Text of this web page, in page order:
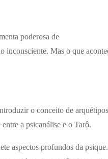
poderosa de
inconsciente. Mas o que
o conceito de arquétipos
a psicanálise e o Tarô.
aspectos profundos da